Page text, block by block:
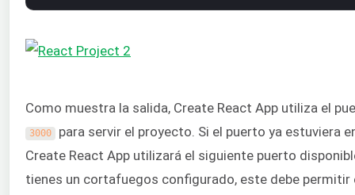
Como muestra la salida, Create React App utiliza el
3000 para servir el proyecto. Si el puerto ya estuviera
Create React App utilizará el siguiente puerto
tienes un cortafuegos configurado, este debe permitir